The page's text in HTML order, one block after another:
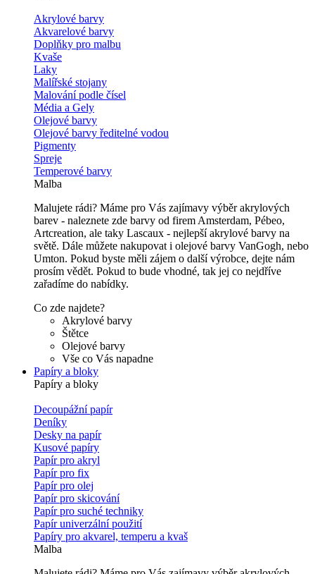
Akrylové barvy
Akvarelové barvy
Doplňky pro malbu
Kvaše
Laky
Malířské stojany
Malování podle čísel
Média a Gely
Olejové barvy
Olejové barvy ředitelné vodou
Pigmenty
Spreje
Temperové barvy
Malba
Malujete rádi? Máme pro Vás zajímavy výběr akrylových
barev - naleznete zde barvy od firem Amsterdam, Pébeo,
Artcreation, ale taky Lascaux - nejlepší akrylové barvy na
světě. Dále můžete nakupovat i olejové barvy VanGogh, nebo
Umton. Pokud byste měli zájem o další výrobce, dejte nám
prosím vědět. Pokud to bude vhodné, tak jej co nejdříve
zařadíme do nabídky.
Co zde najdete?
Akrylové barvy
Štětce
Olejové barvy
Vše co Vás napadne
Papíry a bloky
Papíry a bloky
Decoupážní papír
Deníky
Desky na papír
Kusové papíry
Papír pro akryl
Papír pro fix
Papír pro olej
Papír pro skicování
Papír pro suché techniky
Papír univerzální použití
Papíry pro akvarel, temperu a kvaš
Malba